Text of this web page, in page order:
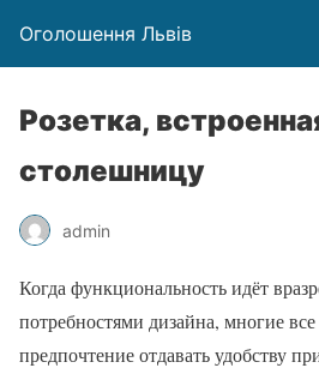
Оголошення Львів
Розетка,
столешницу
admin
Когда функциональность идёт
потребностями дизайна, многие
предпочтение отдавать удобству